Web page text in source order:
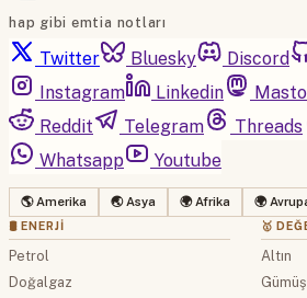
hap gibi emtia notları
Twitter Bluesky Discord
Instagram
Linkedin
Reddit
Telegram Threads
Whatsapp
Youtube
🌎 Amerika 🌏 Asya 🌍 Afrika 🌍
🛢 ENERJI
Petrol
Doğalgaz
🥇
Altın
Gümüş